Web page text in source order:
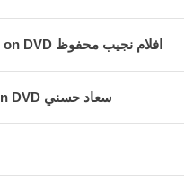
Naguib Mahfouz: Arabic Movies on DVD افلام نجيب محفوظ
Soad Hosny: Egyptian Movies on DVD سعاد حسني